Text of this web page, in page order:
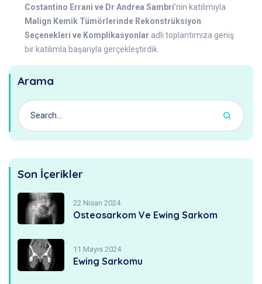
Costantino Errani ve Dr Andrea Sambri’nin katılımıyla
Malign Kemik Tümörlerinde Rekonstrüksiyon
Seçenekleri ve Komplikasyonlar adlı toplantımıza geniş
bir katılımla başarıyla gerçekleştirdik.
Arama
Son İçerikler
22 Nisan 2024
Osteosarkom Ve Ewing Sarkom
11 Mayıs 2024
Ewing Sarkomu